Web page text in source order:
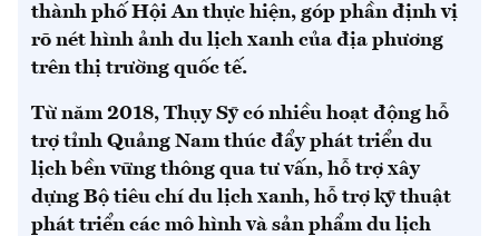
thành phố Hội An thực hiện, góp phần định vị
rõ nét hình ảnh du lịch xanh của địa phương
trên thị trường quốc tế.
Từ năm 2018, Thụy Sỹ có nhiều hoạt động hỗ
trợ tỉnh Quảng Nam thúc đẩy phát triển du
lịch bền vững thông qua tư vấn, hỗ trợ xây
dựng Bộ tiêu chí du lịch xanh, hỗ trợ kỹ thuật
phát triển các mô hình và sản phẩm du lịch